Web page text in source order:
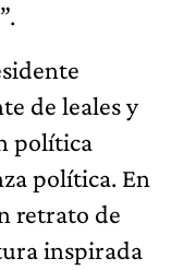
de leales y
política
política. En
retrato de
inspirada